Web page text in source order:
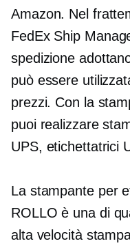
Amazon. Nel
FedEx Ship
spedizione
può essere
prezzi. Con la
puoi realizzare
UPS, etichettatrici
La stampante per
ROLLO è una di
alta velocità